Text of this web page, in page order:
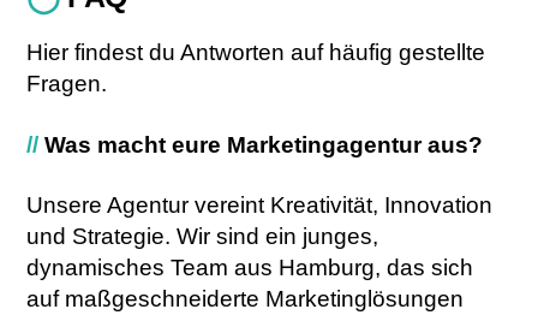
Hier findest du Antworten auf häufig gestellte
Fragen.
// Was macht eure Marketingagentur aus?
Unsere Agentur vereint Kreativität, Innovation
und Strategie. Wir sind ein junges,
dynamisches Team aus Hamburg, das sich
auf maßgeschneiderte Marketinglösungen